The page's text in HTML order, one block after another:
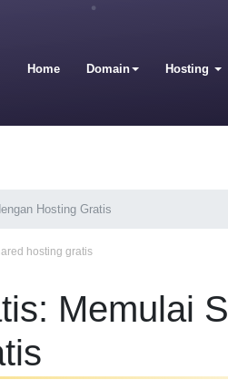
Home Domain Hosting
Hosting Gratis
hosting gratis
Memulai